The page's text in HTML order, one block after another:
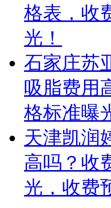
格表，收
光！
石家庄苏
吸脂费用
格标准曝
天津凯润
高吗？收
光，收费